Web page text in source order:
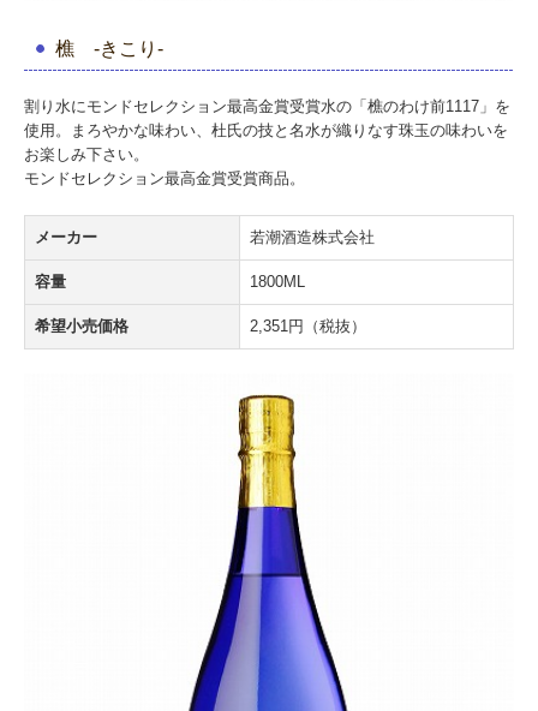
樵 -きこり-
割り水にモンドセレクション最高金賞受賞水の「樵のわけ前1117」を
使用。まろやかな味わい、杜氏の技と名水が織りなす珠玉の味わいを
お楽しみ下さい。
モンドセレクション最高金賞受賞商品。
メーカー 若潮酒造株式会社
容量 1800ML
希望小売価格 2,351円（税抜）